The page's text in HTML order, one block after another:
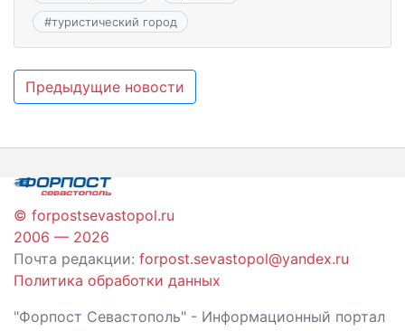
#туристический город
Навигация
записям
Предыдущие новости
© forpostsevastopol.ru
2006 — 2026
Почта редакции: forpost.sevastopol@yandex.ru
Политика обработки данных
"Форпост Севастополь" - Информационный портал